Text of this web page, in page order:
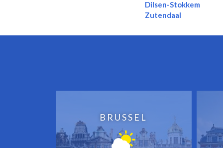
Dilsen-Stokkem
Zutendaal
BRUSSEL